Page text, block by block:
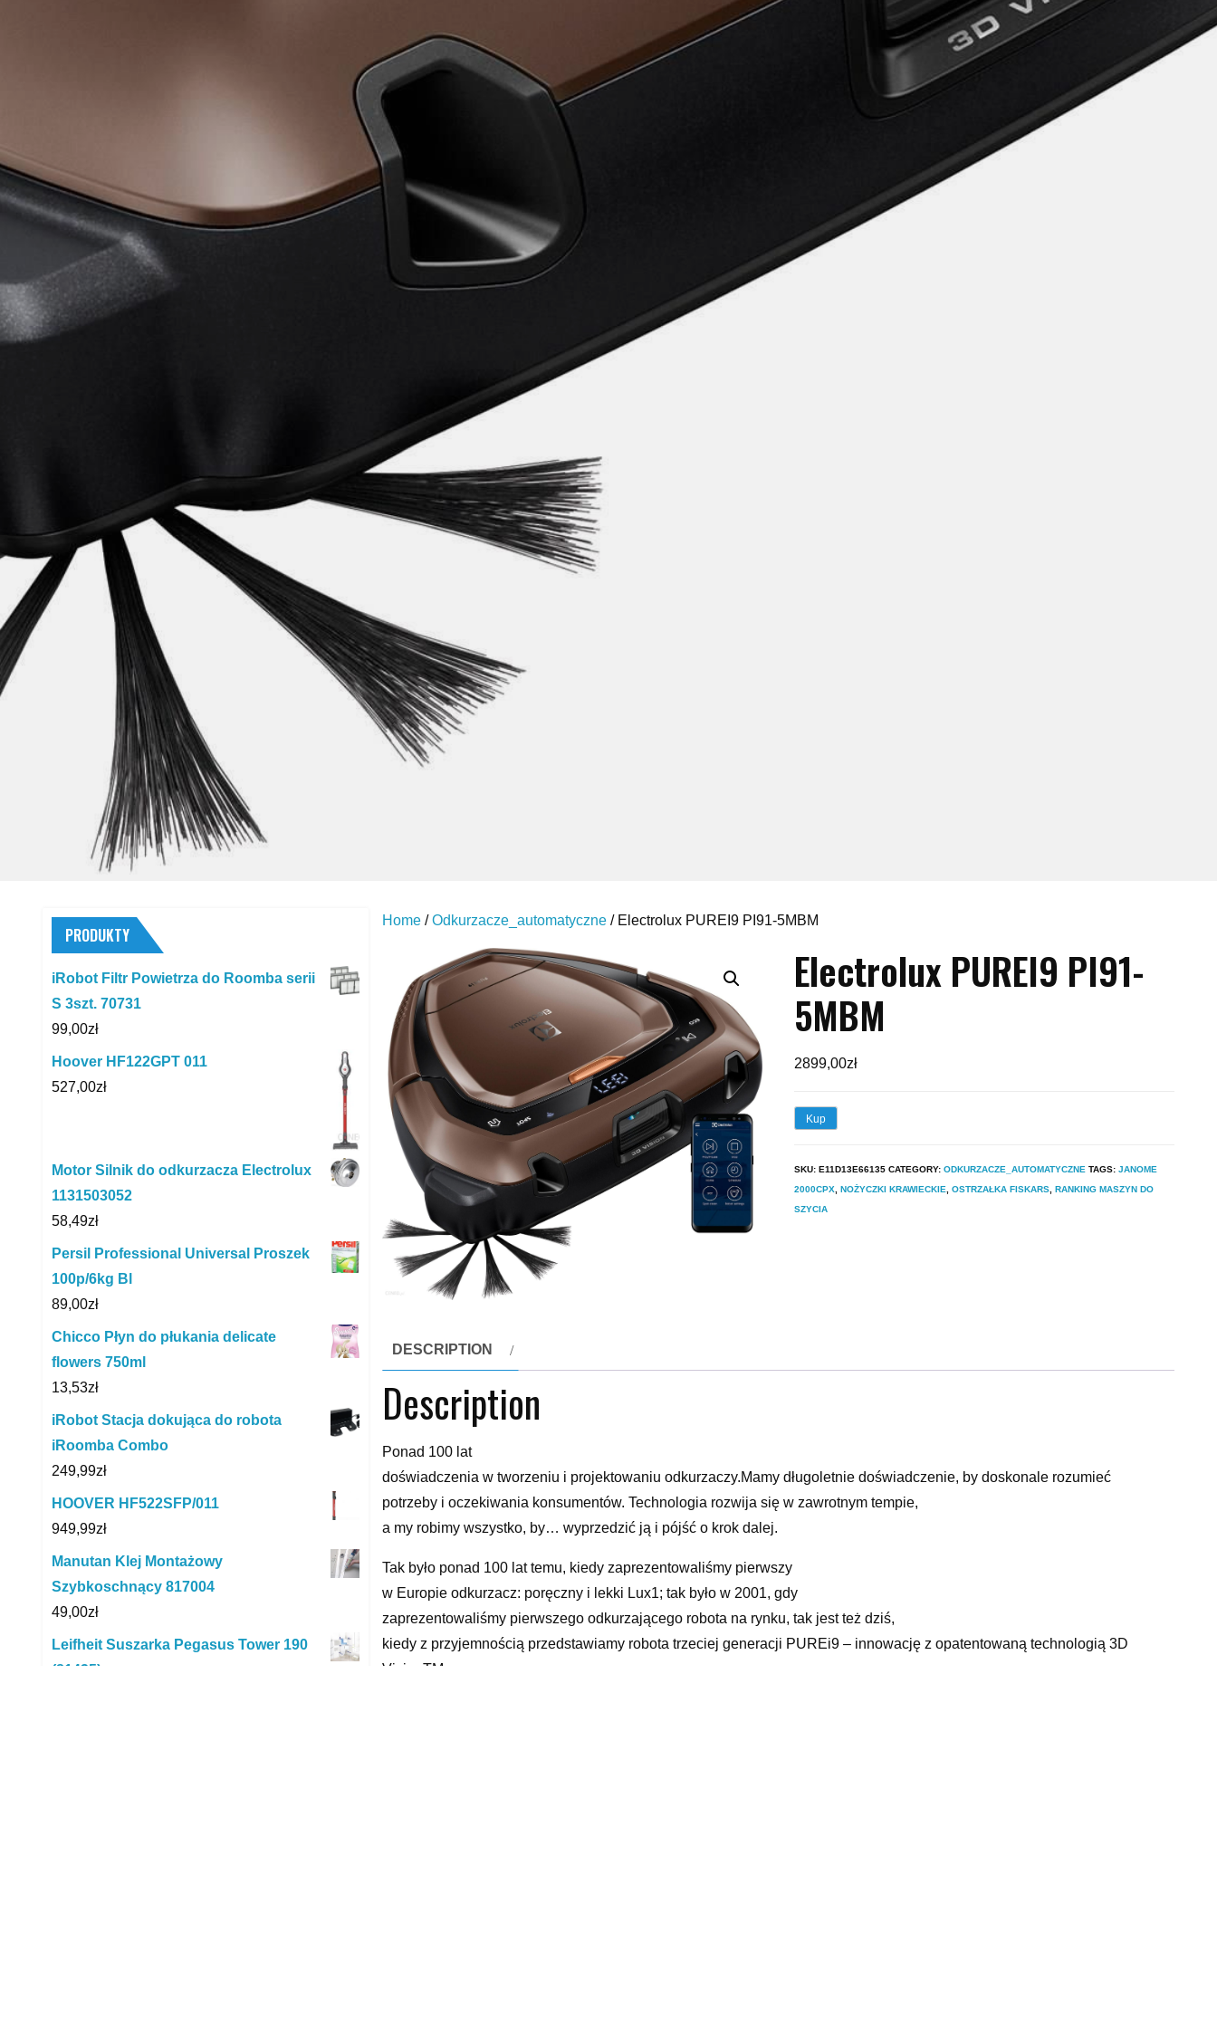
Home /Odkurzacze_automatyczne / Electrolux PUREI9 PI91-5MBM
Electrolux PUREI9 PI91-
5MBM
2899,00zł
Kup
SKU: E11D13E66135 CATEGORY: ODKURZACZE_AUTOMATYCZNE TAGS: JANOME
2000CPX NOŻYCZKI KRAWIECKIE OSTRZAŁKA FISKARS RANKING MASZYN DO
SZYCIA
DESCRIPTION
Description
Ponad 100 lat
doświadczenia w tworzeniu i projektowaniu odkurzaczy.Mamy długoletnie doświadczenie, by doskonale rozumieć
potrzeby i oczekiwania konsumentów. Technologia rozwija się w zawrotnym tempie,
a my robimy wszystko, by… wyprzedzić ją i pójść o krok dalej.
Tak było ponad 100 lat temu, kiedy zaprezentowaliśmy pierwszy
w Europie odkurzacz: poręczny i lekki Lux1; tak było w 2001, gdy
zaprezentowaliśmy pierwszego odkurzającego robota na rynku, tak jest też dziś,
kiedy z przyjemnością przedstawiamy robota trzeciej generacji PUREi9 – innowację z opatentowaną technologią 3D
VisionTM
PRODUKTY
iRobot Filtr Powietrza do Roomba serii
S 3szt. 70731
99,00zł
Hoover HF122GPT 011
527,00zł
Motor Silnik do odkurzacza Electrolux
1131503052
58,49zł
Persil Professional Universal Proszek
100p/6kg Bl
89,00zł
Chicco Płyn do płukania delicate
flowers 750ml
13,53zł
iRobot Stacja dokująca do robota
iRoomba Combo
249,99zł
HOOVER HF522SFP/011
949,99zł
Manutan Klej Montażowy
Szybkoschnący 817004
49,00zł
Leifheit Suszarka Pegasus Tower 190
(81435)